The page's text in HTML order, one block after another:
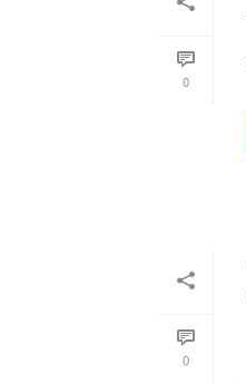
0
0